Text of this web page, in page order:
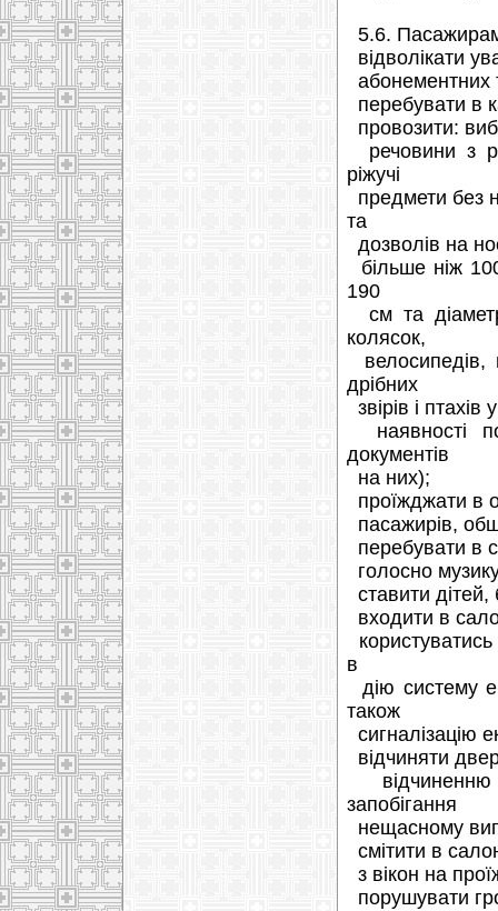
5.6.
відволікати
абонементних
перебувати в
провозити:
речовини з
ріжучі
предмети без
та
дозволів на
більше ніж
190
см та
колясок,
велосипедів,
дрібних
звірів і
наявності
документів
на них);
проїжджати в
пасажирів,
перебувати в
голосно
ставити
входити в
в
дію систему
також
сигналізацію
відчиняти
відчиненню
запобігання
нещасному
смітити в
з вікон на
порушувати